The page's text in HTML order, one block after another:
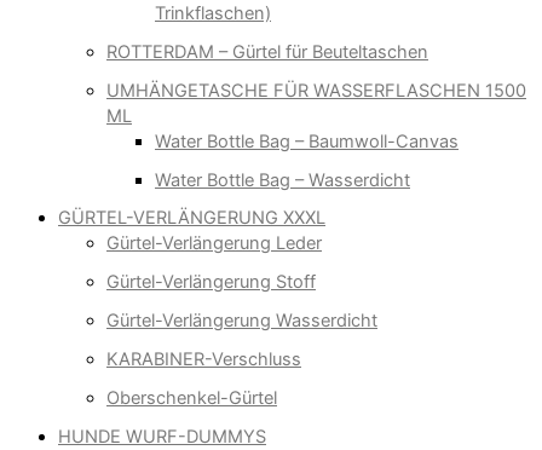
Trinkflaschen)
ROTTERDAM – Gürtel für Beuteltaschen
UMHÄNGETASCHE FÜR WASSERFLASCHEN 1500
ML
Water Bottle Bag – Baumwoll-Canvas
Water Bottle Bag – Wasserdicht
GÜRTEL-VERLÄNGERUNG XXXL
Gürtel-Verlängerung Leder
Gürtel-Verlängerung Stoff
Gürtel-Verlängerung Wasserdicht
KARABINER-Verschluss
Oberschenkel-Gürtel
HUNDE WURF-DUMMYS